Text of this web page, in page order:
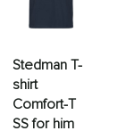
Stedman T-
shirt
Comfort-T
SS for him